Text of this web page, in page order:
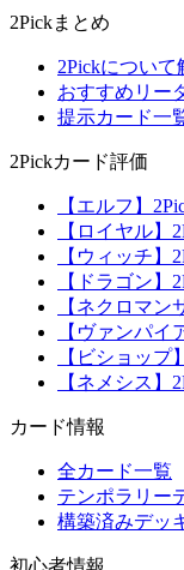
2Pickまとめ
2Pickについて
おすすめリー
提示カード一
2Pickカード評価
【エルフ】
【ロイヤル】
【ウィッチ】
【ドラゴン】
【ネクロマン
【ヴァンパイ
【ビショップ
【ネメシス】
カード情報
全カード一覧
テンポラリー
構築済みデッ
初心者情報